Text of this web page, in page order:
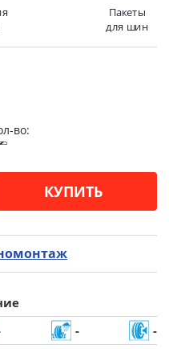
Пакеты
для шин
во:
КУПИТЬ
-
-